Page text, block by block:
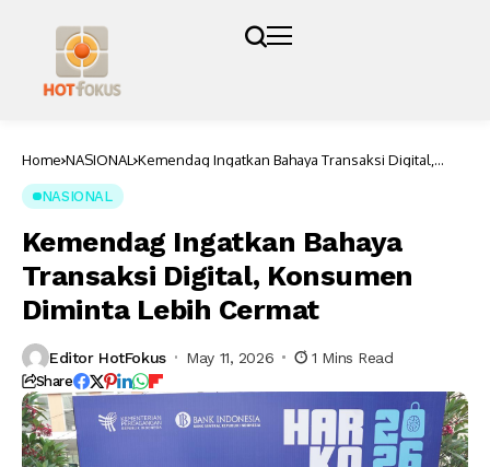
Home NASIONAL Kemendag Ingatkan Bahaya Transaksi Digital,
NASIONAL
Kemendag Ingatkan Bahaya
Transaksi Digital, Konsumen
Diminta Lebih Cermat
Editor HotFokus May 11, 2026 1 Mins Read
Share